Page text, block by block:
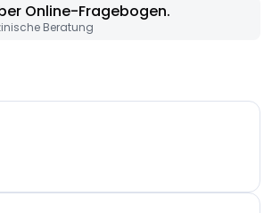
Online-Fragebogen.
Beratung